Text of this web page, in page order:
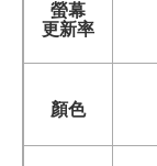
螢幕
更新率
顏色